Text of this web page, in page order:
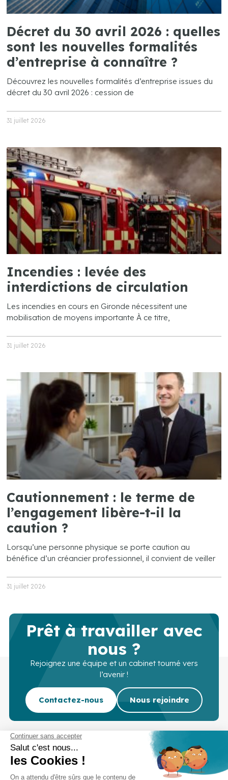
Décret du 30 avril 2026 : quelles
sont les nouvelles formalités
d’entreprise à connaître ?
Découvrez les nouvelles formalités d’entreprise issues du
décret du 30 avril 2026 : cession de
31 juillet 2026
Incendies : levée des
interdictions de circulation
Les incendies en cours en Gironde nécessitent une
mobilisation de moyens importante À ce titre,
31 juillet 2026
Cautionnement : le terme de
l’engagement libère-t-il la
caution ?
Lorsqu’une personne physique se porte caution au
bénéfice d’un créancier professionnel, il convient de veiller
31 juillet 2026
Prêt à travailler avec
nous ?
Rejoignez une équipe et un cabinet tourné vers
l’avenir !
Contactez-nous Nous rejoindre